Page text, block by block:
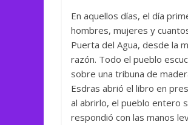
En aquellos días, el día
hombres, mujeres y
Puerta del Agua, desde la
razón. Todo el pueblo
sobre una tribuna de
Esdras abrió el libro en
al abrirlo, el pueblo entero
respondió con las manos